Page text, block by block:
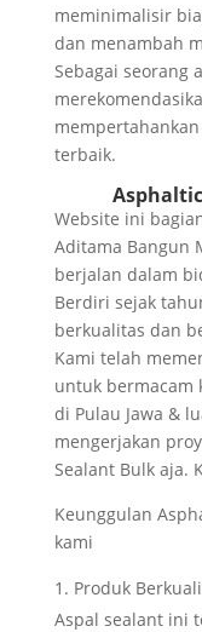
meminimalisir
dan menambah
Sebagai seorang
terbaik.
Website ini
Aditama Bangun
berjalan dalam
Berdiri sejak
berkualitas dan
Kami telah
untuk bermacam
di Pulau Jawa &
mengerjakan
Sealant Bulk aja.
Keunggulan
kami
Produk
Aspal sealant ini